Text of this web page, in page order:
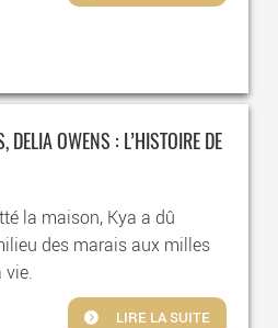
DELIA OWENS : L’HISTOIRE DE
la maison, Kya a dû
des marais aux milles
vie.
LIRE LA SUITE